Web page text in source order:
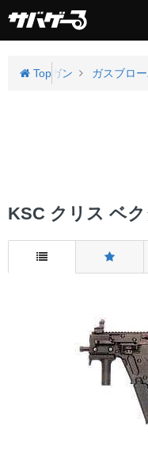
Top
ブマシンガン ガスブロ
KSC クリス ベ